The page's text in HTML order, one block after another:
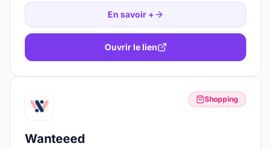
En savoir +
Ouvrir le lien
Shopping
Wanteeed